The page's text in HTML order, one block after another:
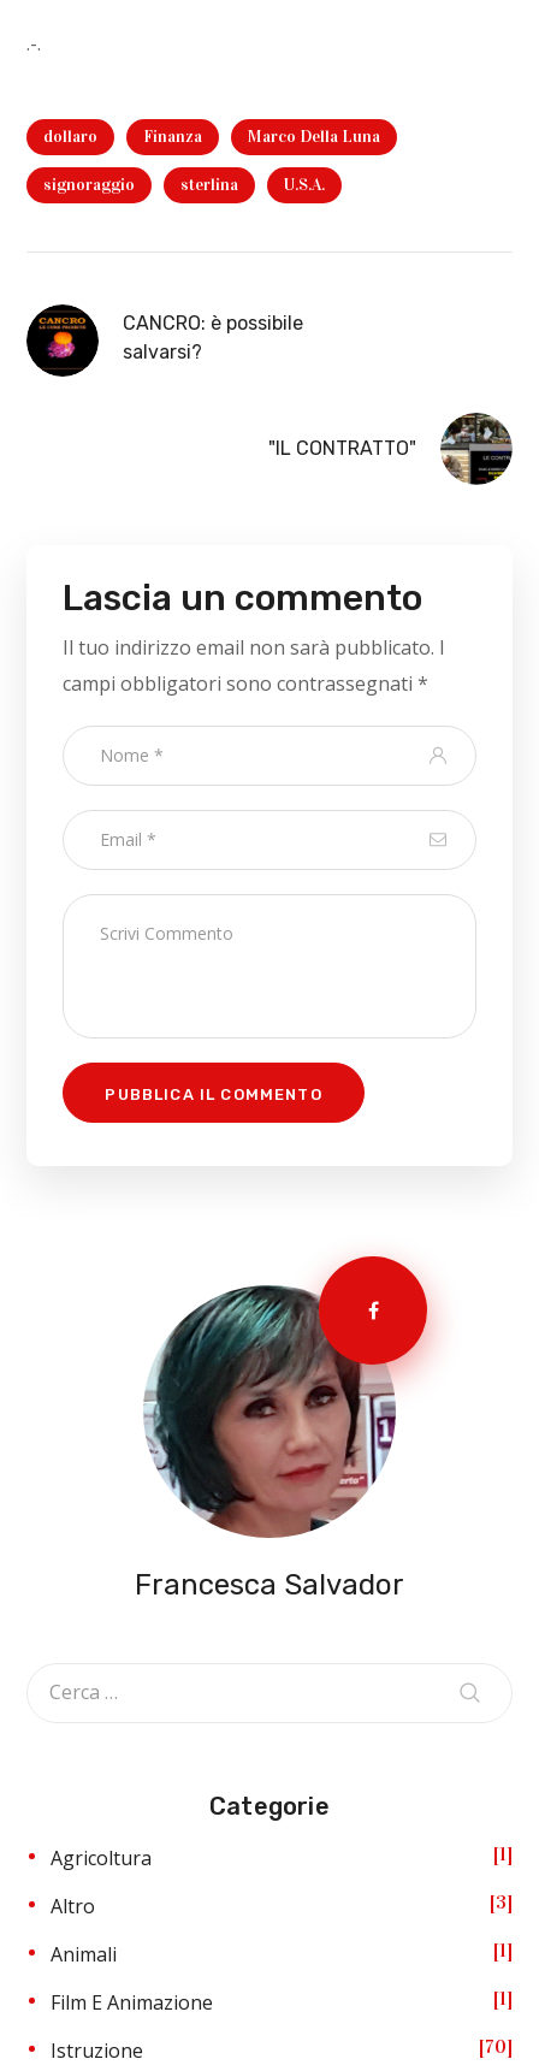
.-.
dollaro Finanza Marco Della Luna
signoraggio sterlina U.S.A.
CANCRO: è possibile
salvarsi?
"IL CONTRATTO"
Lascia un commento
Il tuo indirizzo email non sarà pubblicato. I
campi obbligatori sono contrassegnati*
Francesca Salvador
Categorie
Agricoltura 1
Altro 3
Animali 1
Film E Animazione 1
Istruzione 70